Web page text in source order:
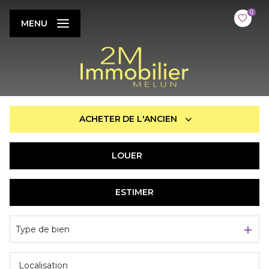
0
MENU
ACHETER DE L'ANCIEN
De l'immo pro
LOUER
De l'immo pro
ESTIMER
Type de bien